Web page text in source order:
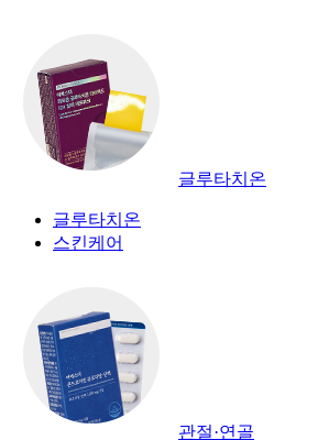
글루타치온
글루타치온
스킨케어
관절·연골